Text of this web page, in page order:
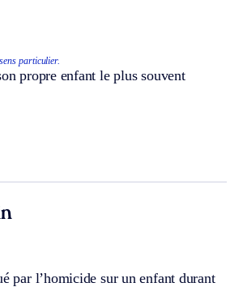
particulier.
propre enfant le plus souvent
par l’homicide sur un enfant durant